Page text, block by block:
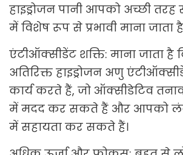
हाइड्रोजन पानी आपको अच्छी तरह
में विशेष रूप से प्रभावी माना जाता
एंटीऑक्सीडेंट शक्ति: माना जाता है
अतिरिक्त हाइड्रोजन अणु
कार्य करते हैं, जो ऑक्सीडेटिव
में मदद कर सकते हैं और आपको
में सहायता कर सकते हैं।